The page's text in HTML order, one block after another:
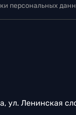
персональных
ул. Ленинская